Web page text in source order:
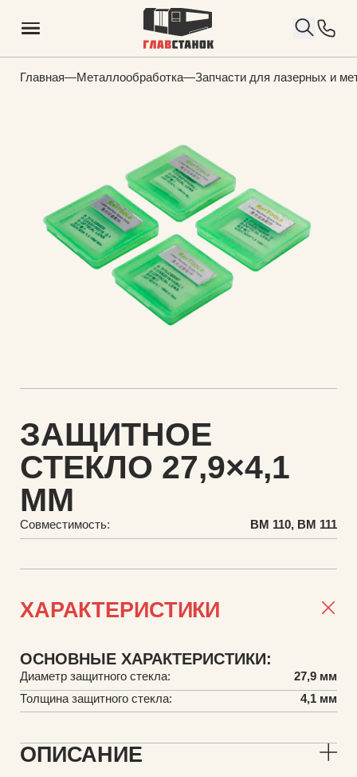
Главная—Металлообработка—Запчасти для лазерных и
ЗАЩИТНОЕ
СТЕКЛО 27,9×4,1
ММ
Совместимость: BM 110, BM 111
ХАРАКТЕРИСТИКИ
ОСНОВНЫЕ ХАРАКТЕРИСТИКИ:
Диаметр защитного стекла:
27,9 мм
Толщина защитного стекла:
4,1 мм
ОПИСАНИЕ